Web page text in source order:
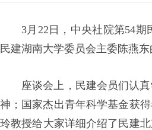
3月22日，中央社院第54
民建湖南大学委员会主委陈燕
座谈会上，民建会员们认
神；国家杰出青年科学基金‌获
玲教授给大家详细介绍了民建